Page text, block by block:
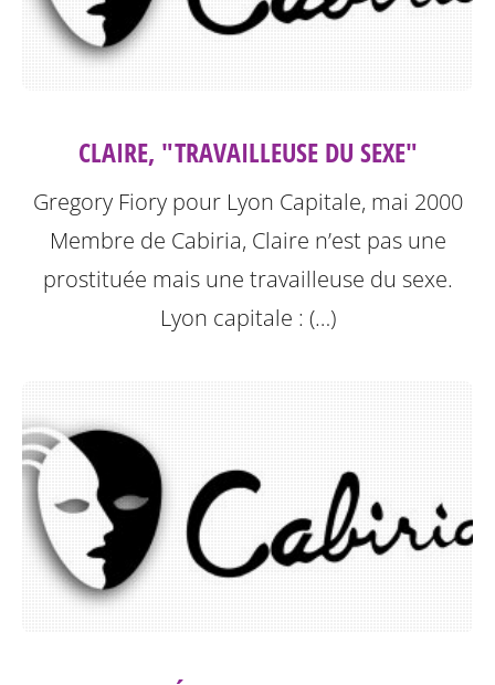
CLAIRE, "TRAVAILLEUSE DU SEXE"
Gregory Fiory pour Lyon Capitale, mai 2000
Membre de Cabiria, Claire n’est pas une
prostituée mais une travailleuse du sexe.
Lyon capitale : (…)